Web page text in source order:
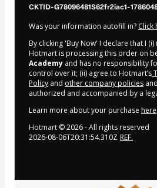
CKTID-G78096481S62fr2iac1-
Was your information autofill in? Click
By clicking 'Buy Now' I declare that I
Hotmart is processing this order on
Academy and has no responsibility
control over it; (ii) agree to Hotmart’s
Policy and other company policies
authorized and accompanied by a
Learn more about your purchase here
Hotmart ©2026- All rights reserved
2026-08-06T20:31:54.310Z REF.